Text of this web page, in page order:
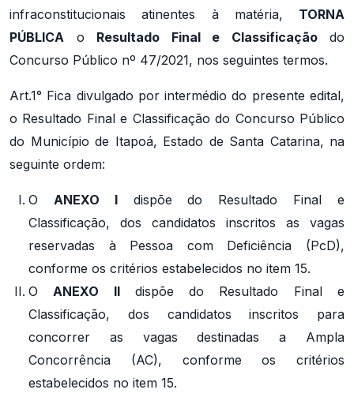
infraconstitucionais atinentes à matéria, TORNA
PÚBLICA o Resultado Final e Classificaçãodo
Concurso Público nº 47/2021, nos seguintes termos.
Art.1° Fica divulgado por intermédio do presente edital,
o Resultado Final e Classificação do Concurso Público
do Município de Itapoá, Estado de Santa Catarina, na
seguinte ordem:
O ANEXO Idispõe do Resultado Final e
Classificação, dos candidatos inscritos as vagas
reservadas à Pessoa com Deficiência (PcD),
conforme os critérios estabelecidos no item 15.
O ANEXO IIdispõe do Resultado Final e
Classificação, dos candidatos inscritos para
concorrer as vagas destinadas a Ampla
Concorrência (AC), conforme os critérios
estabelecidos no item 15.